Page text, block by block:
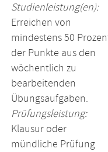
Studienleistung(en):
Erreichen von
mindestens 50
der Punkte aus den
wöchentlich zu
bearbeitenden
Übungsaufgaben.
Prüfungsleistung:
Klausur oder
mündliche Prüfung